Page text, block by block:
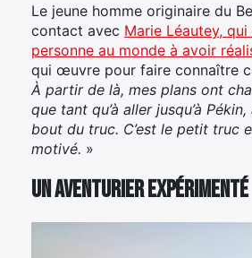
Le jeune homme originaire du
contact avec Marie Léautey,
personne au monde à avoir
qui œuvre pour faire connaître
À partir de là, mes plans ont
que tant qu’à aller jusqu’à
bout du truc. C’est le petit truc
motivé. »
Un aventurier expérimenté